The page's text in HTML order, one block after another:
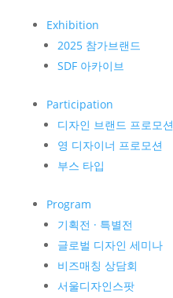
Exhibition
2025 참가브랜드
SDF 아카이브
Participation
디자인 브랜드 프로모션
영 디자이너 프로모션
부스 타입
Program
기획전 · 특별전
글로벌 디자인 세미나
비즈매칭 상담회
서울디자인스팟